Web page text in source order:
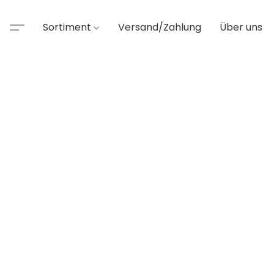
Sortiment Versand/Zahlung Über uns